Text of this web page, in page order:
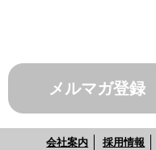
メルマガ登録
会社案内 採用情報